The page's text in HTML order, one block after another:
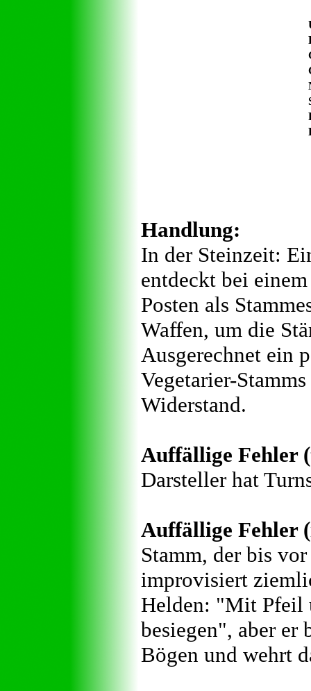
Handlung:
In der Steinzeit:
entdeckt bei
Posten als
Waffen, um die
Ausgerechnet ein
Vegetarier-
Widerstand.
Auffällige Fehler
Darsteller hat
Auffällige Fehler
Stamm, der bis
improvisiert
Helden: "Mit Pfeil
besiegen", aber er
Bögen und wehrt